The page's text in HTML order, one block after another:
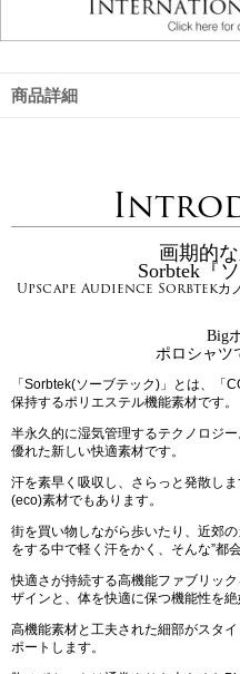
商品詳細
画期的
Sorbtek『
Upscape Audience Sorbtekカノ
Big
ポロシャツ
「Sorbtek(ソーブテック)」とは、「
保持するポリエステル機能素材です。
半永久的に湿気管理するテクノロジ
優れた新しい快適素材です。
汗を素早く吸収し、さらっと発散し
(eco)素材でもあります。
街を買い物しながら歩いたり、近郊
をする中で軽く汗をかく、そんな”都
快適さが持続する高機能ファブリッ
ザインと、体を快適に保つ機能性を絶
高機能素材と工夫された細部がスタ
ポートします。